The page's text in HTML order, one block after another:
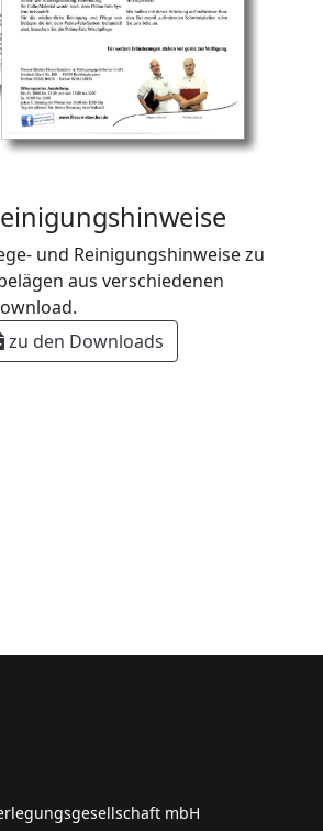
und Reinigungshinweise zu
aus verschiedenen
zu den Downloads
mbH